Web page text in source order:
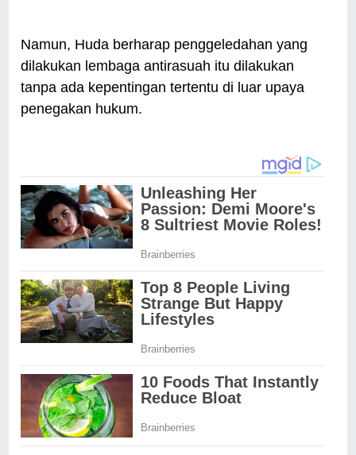
Namun, Huda berharap penggeledahan yang
dilakukan lembaga antirasuah itu dilakukan
tanpa ada kepentingan tertentu di luar upaya
penegakan hukum.